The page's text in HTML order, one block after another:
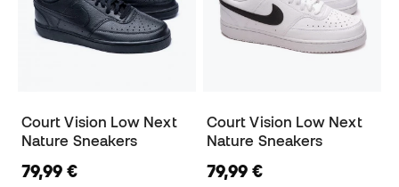
Court Vision Low Next
Nature Sneakers
79,99 €
Court Vision Low Next
Nature Sneakers
79,99 €